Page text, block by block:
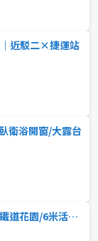
｜近駁二×捷運站
衛浴開窗/大露台
?*專*苓雅/捷運/輕軌/國道/鐵道花園/6米活巷透天